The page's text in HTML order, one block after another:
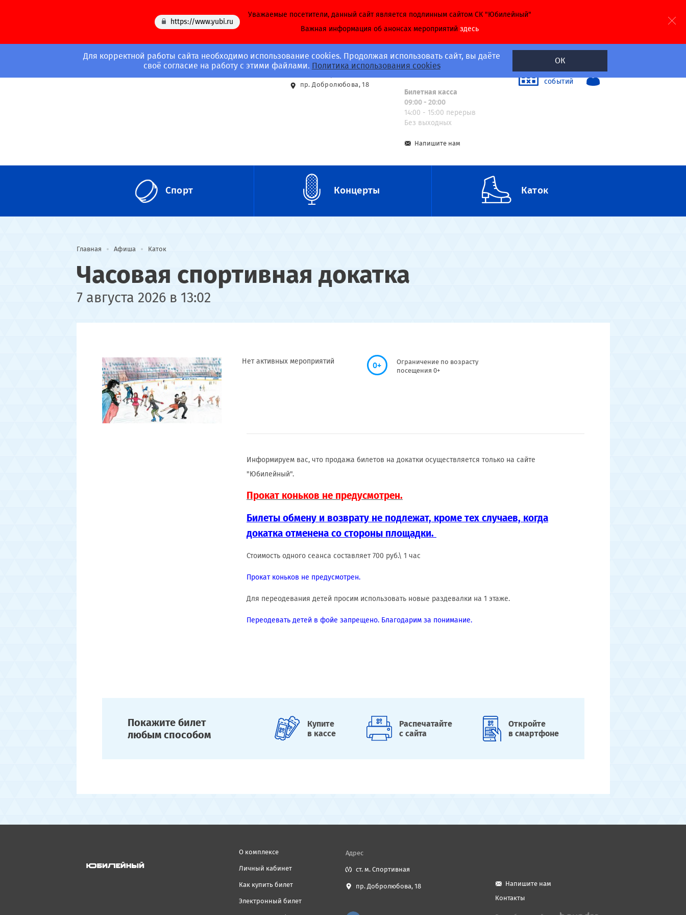
Для корректной работы сайта необходимо использование cookies. Продолжая использовать сайт, вы даёте
своё согласие на работу с этими файлами. Политика использования cookies
ОК
https://www.yubi.ru
Уважаемые посетители, данный сайт является подлинным сайтом СК "Юбилейный"
Важная информация об анонсах мероприятий здесь
Адрес
пр. Добролюбова, 18
Call-центр
8 (812) 703-40-40
Билетная касса
09:00 - 20:00
14:00 - 15:00 перерыв
Без выходных
Напишите нам
Календарь
событий
Спорт Концерты Каток
Главная Афиша Каток
Часовая спортивная докатка
7 августа 2026 в 13:02
Нет активных мероприятий 0+
Ограничение по возрасту
посещения 0+
Информируем вас, что продажа билетов на докатки осуществляется только на сайте
"Юбилейный".
Прокат коньков не предусмотрен.
Билеты обмену и возврату не подлежат, кроме тех случаев, когда
докатка отменена со стороны площадки.
Стоимость одного сеанса составляет 700 руб.\ 1 час
Прокат коньков не предусмотрен.
Для переодевания детей просим использовать новые раздевалки на 1 этаже.
Переодевать детей в фойе запрещено. Благодарим за понимание.
Покажите билет
любым способом
Купите
в кассе
Распечатайте
с сайта
Откройте
в смартфоне
О комплексе
Личный кабинет
Как купить билет
Электронный билет
Адрес
ст. м. Спортивная
пр. Добролюбова, 18
Напишите нам
Контакты